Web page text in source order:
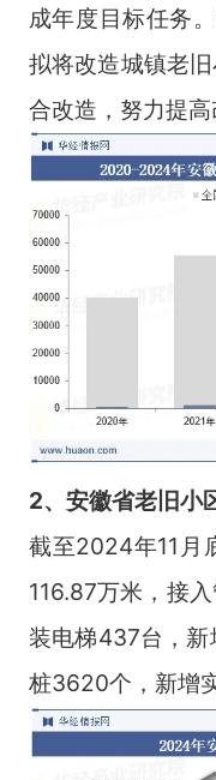
成年度目标任务
拟将改造城镇老
合改造，努力提高
2、安徽省老旧小
截至2024年11月
116.87万米，接
装电梯437台，
桩3620个，新增